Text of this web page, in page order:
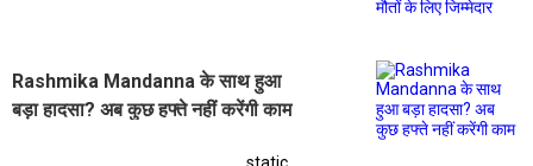
Rashmika Mandanna के साथ हुआ
बड़ा हादसा? अब कुछ हफ्ते नहीं करेंगी काम
static